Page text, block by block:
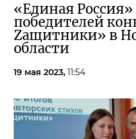
«Единая
победителей
Zащитники» в
области
19 мая 2023, 11:54